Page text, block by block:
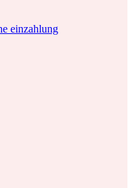
einzahlung